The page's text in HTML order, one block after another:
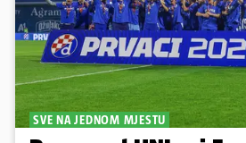
SVE NA JEDNOM MJESTU